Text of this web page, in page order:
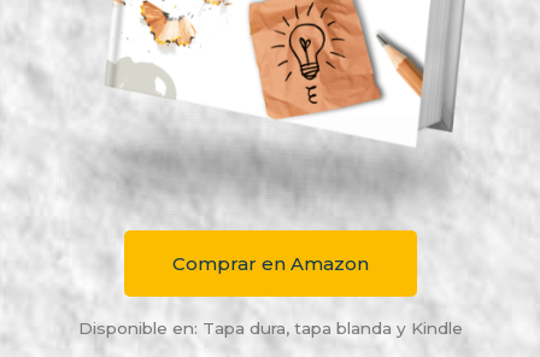
Comprar en Amazon
Disponible en: Tapa dura, tapa blanda y Kindle